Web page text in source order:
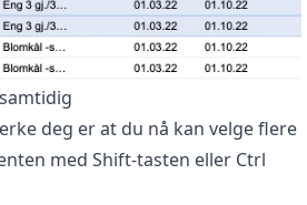
deg er at du nå kan velge flere
med Shift-tasten eller Ctrl